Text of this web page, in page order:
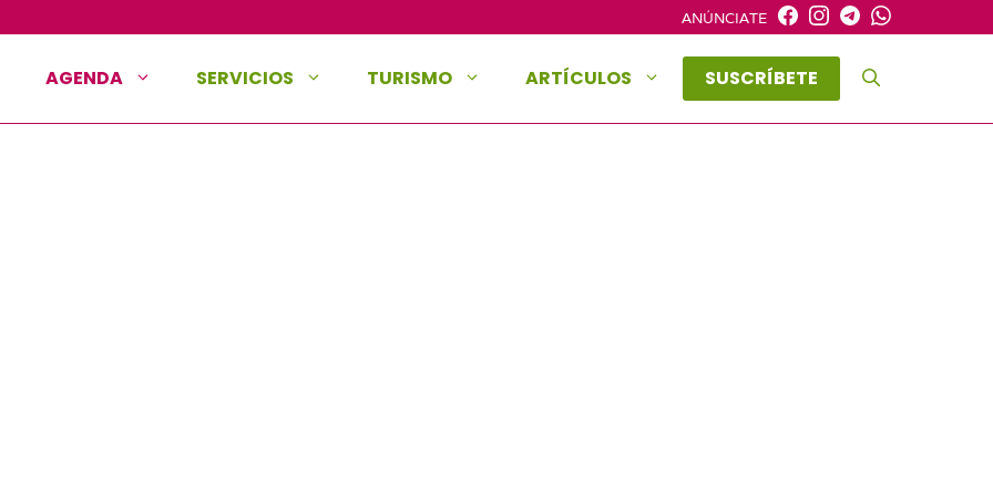
ANÚNCIATE
AGENDA SERVICIOS TURISMO ARTÍCULOS SUSCRÍBETE